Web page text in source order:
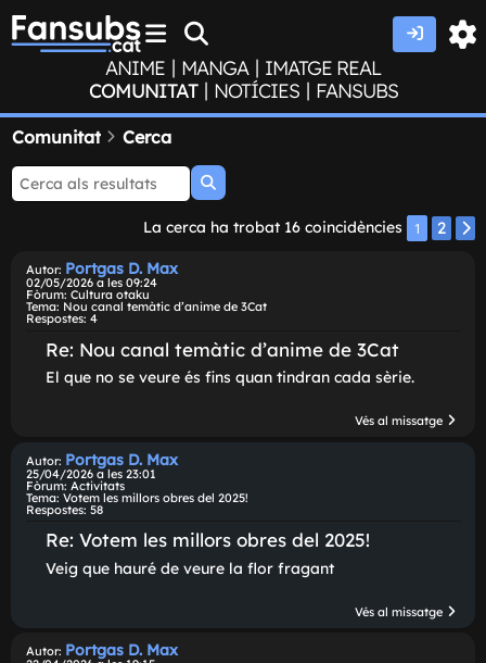
ANIME | MANGA | IMATGE REAL
COMUNITAT | NOTÍCIES | FANSUBS
Comunitat Cerca
La cerca ha trobat 16 coincidències 1 2
Autor:Portgas D. Max
02/05/2026 a les 09:24
Fòrum:Cultura otaku
Tema: Nou canal temàtic d'anime de 3Cat
Respostes:4
Re: Nou canal temàtic d'anime de 3Cat
El que no se veure és fins quan tindran cada sèrie.
Autor:Portgas D. Max
Fòrum: Activitats
Tema: Votem les millors obres del 2025!
Respostes:58
Re: Votem les millors obres del 2025!